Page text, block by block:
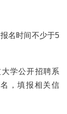
名时间不少于5
学公开招聘系
名，填报相关信